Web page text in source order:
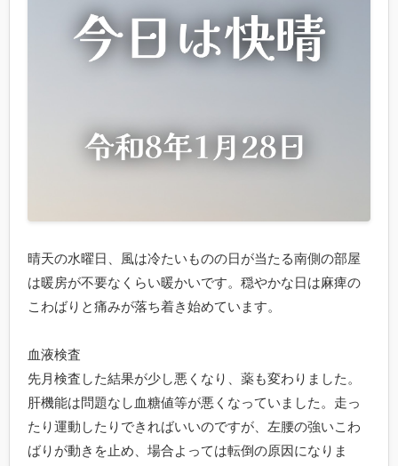
晴天の水曜日、風は冷たいものの日が当たる南側の部屋
は暖房が不要なくらい暖かいです。穏やかな日は麻痺の
こわばりと痛みが落ち着き始めています。
血液検査
先月検査した結果が少し悪くなり、薬も変わりました。
肝機能は問題なし血糖値等が悪くなっていました。走っ
たり運動したりできればいいのですが、左腰の強いこわ
ばりが動きを止め、場合よっては転倒の原因になりま